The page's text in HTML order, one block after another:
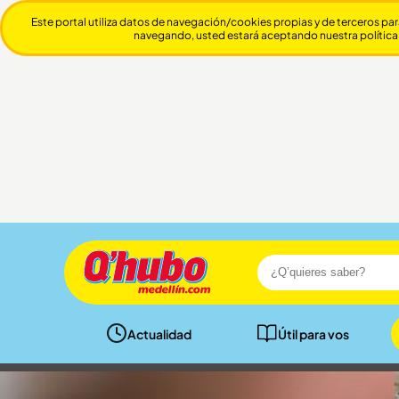
Actualidad Útil para vos
Este portal utiliza datos de navegación/cookies propias y de terceros
navegando, usted estará aceptando nuestra